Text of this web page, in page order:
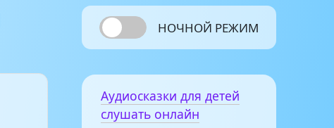
НОЧНОЙ РЕЖИМ
Аудиосказки для детей
слушать онлайн